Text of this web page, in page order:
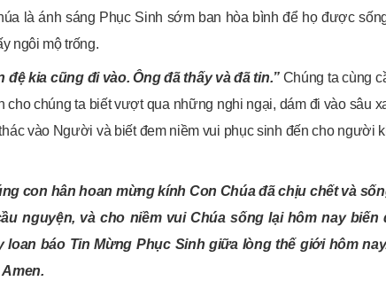
là ánh sáng Phục Sinh sớm ban hòa bình để họ được
ngôi mộ trống.
kia cũng đi vào. Ông đã thấy và đã tin.”Chúng ta cùng
cho chúng ta biết vượt qua những nghi ngại, dám đi vào sâu
vào Người và biết đem niềm vui phục sinh đến cho người
con hân hoan mừng kính Con Chúa đã chịu chết và
nguyện, và cho niềm vui Chúa sống lại hôm nay
loan báo Tin Mừng Phục Sinh giữa lòng thế giới hôm